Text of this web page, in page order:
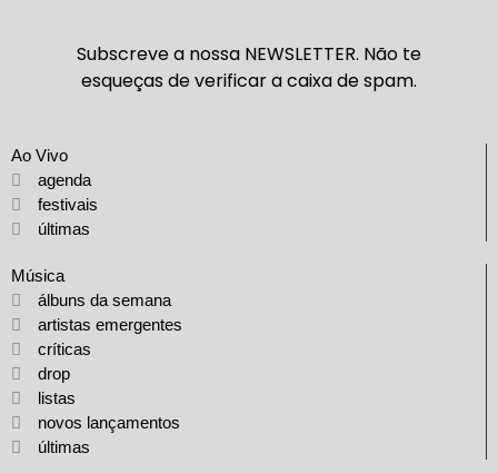
Subscreve a nossa NEWSLETTER. Não te
esqueças de verificar a caixa de spam.
Ao Vivo
agenda
festivais
últimas
Música
álbuns da semana
artistas emergentes
críticas
drop
listas
novos lançamentos
últimas